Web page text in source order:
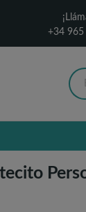
+34 965